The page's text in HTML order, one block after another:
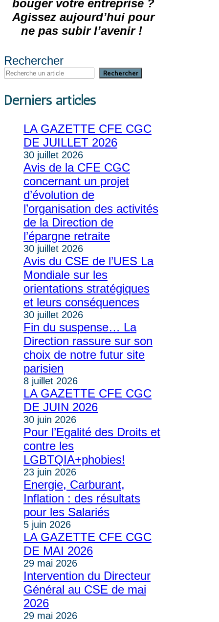
bouger votre entreprise ?
Agissez aujourd’hui pour
ne pas subir l’avenir ! ​
Rechercher
Rechercher
Derniers articles
LA GAZETTE CFE CGC
DE JUILLET 2026
30 juillet 2026
Avis de la CFE CGC
concernant un projet
d’évolution de
l’organisation des activités
de la Direction de
l’épargne retraite
30 juillet 2026
Avis du CSE de l’UES La
Mondiale sur les
orientations stratégiques
et leurs conséquences
30 juillet 2026
Fin du suspense… La
Direction rassure sur son
choix de notre futur site
parisien
8 juillet 2026
LA GAZETTE CFE CGC
DE JUIN 2026
30 juin 2026
Pour l’Egalité des Droits et
contre les
LGBTQIA+phobies!
23 juin 2026
Energie, Carburant,
Inflation : des résultats
pour les Salariés
5 juin 2026
LA GAZETTE CFE CGC
DE MAI 2026
29 mai 2026
Intervention du Directeur
Général au CSE de mai
2026
29 mai 2026